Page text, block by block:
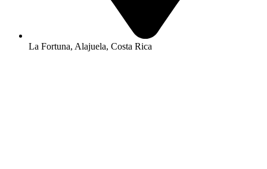
La Fortuna, Alajuela, Costa Rica